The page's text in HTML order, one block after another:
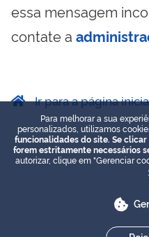
essa mensagem
contate a
Ir para a página
Para melhorar a sua
personalizados, utilizamos
funcionalidades do site. Se clicar
forem estritamente necessários
autorizar, clique em "Gerenciar